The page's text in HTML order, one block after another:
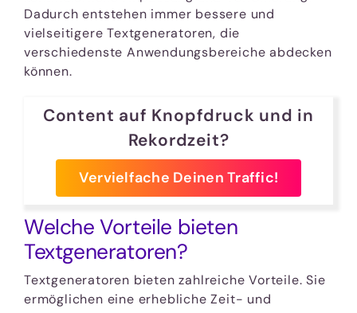
Dadurch entstehen immer bessere und
vielseitigere Textgeneratoren, die
verschiedenste Anwendungsbereiche abdecken
können.
Content auf Knopfdruck und in
Rekordzeit?
Vervielfache Deinen Traffic!
Welche Vorteile bieten
Textgeneratoren?
Textgeneratoren bieten zahlreiche Vorteile. Sie
ermöglichen eine erhebliche Zeit- und